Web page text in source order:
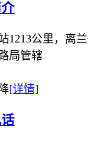
1213公里，离
局管辖
[详情]